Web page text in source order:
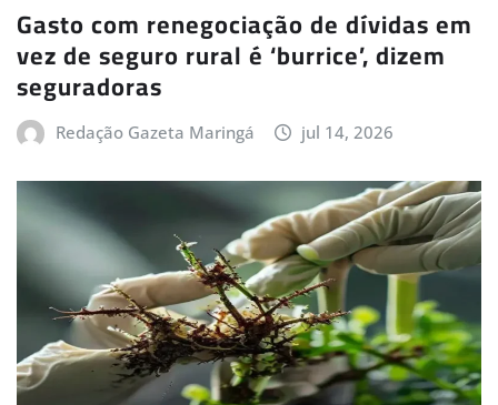
Gasto com renegociação de dívidas em
vez de seguro rural é ‘burrice’, dizem
seguradoras
Redação Gazeta Maringá jul 14, 2026